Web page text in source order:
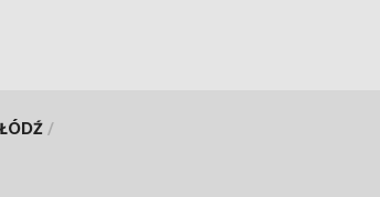
ŁÓDŹ /